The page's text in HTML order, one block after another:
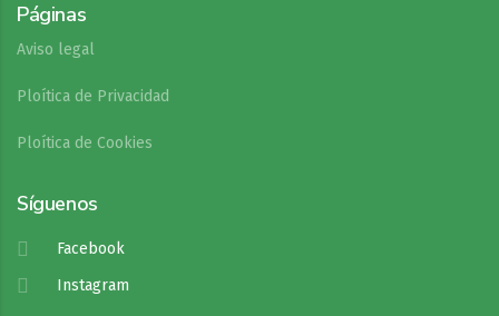
Páginas
Aviso legal
Ploítica de Privacidad
Ploítica de Cookies
Síguenos
Facebook
Instagram